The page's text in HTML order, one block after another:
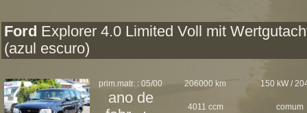
Ford Explorer 4.0 Limited Voll mit
(azul escuro)
prim.matr. : 05/00 206000 km 150 kW /
ano de
4011 ccm comum